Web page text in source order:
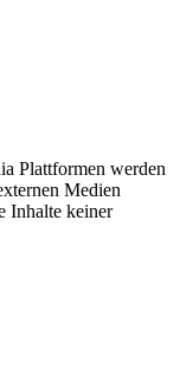
Plattformen werden
Medien
Inhalte keiner